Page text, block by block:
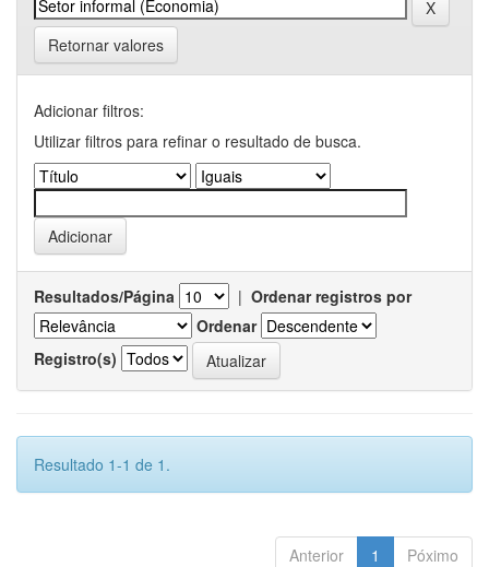
Retornar valores
Adicionar filtros:
Utilizar filtros para refinar o resultado de busca.
Resultados/Página | Ordenar registros por
Ordenar
Registro(s)
Resultado 1-1 de 1.
Anterior 1 Póximo